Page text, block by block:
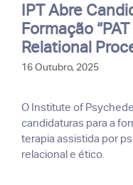
IPT Abre
Formação
Relational
16 Outubro, 2025
O Institute of
candidaturas para a
terapia assistida por
relacional e ético.